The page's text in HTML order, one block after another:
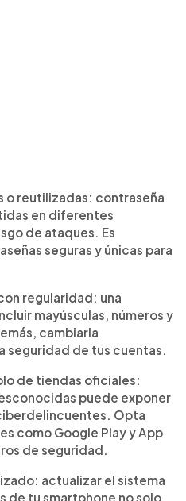
o reutilizadas: contraseña
en diferentes
de ataques. Es
seguras y únicas para
regularidad: una
mayúsculas, números y
cambiarla
de tus cuentas.
de tiendas oficiales:
puede exponer
Opta
como Google Play y App
de seguridad.
actualizar el sistema
de tu smartphone no solo